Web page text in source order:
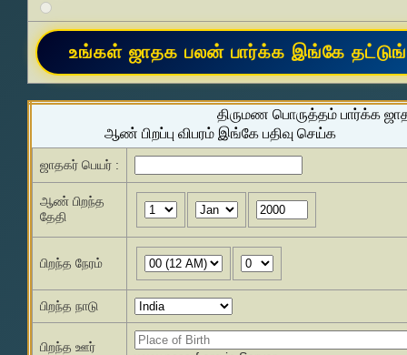
திருமண பொருத்தம் பார்க்க
ஆண் பிறப்பு விபரம் இங்கே பதிவு செய்க
ஜாதகர் பெயர் :
ஆண் பிறந்த
தேதி
பிறந்த நேரம்
பிறந்த நாடு
பிறந்த ஊர்